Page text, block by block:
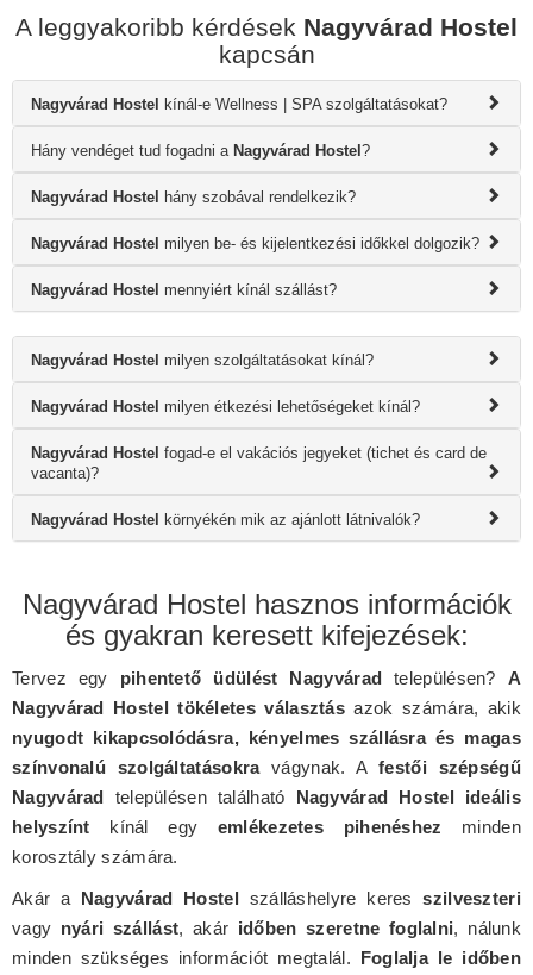
A leggyakoribb kérdések Nagyvárad Hostel
kapcsán
Nagyvárad Hostel kínál-e Wellness | SPA szolgáltatásokat?
Hány vendéget tud fogadni a Nagyvárad Hostel ?
Nagyvárad Hostel hány szobával rendelkezik?
Nagyvárad Hostel milyen be- és kijelentkezési időkkel dolgozik?
Nagyvárad Hostel mennyiért kínál szállást?
Nagyvárad Hostel milyen szolgáltatásokat kínál?
Nagyvárad Hostel milyen étkezési lehetőségeket kínál?
Nagyvárad Hostel fogad-e el vakációs jegyeket (tichet és card de
vacanta)?
Nagyvárad Hostel környékén mik az ajánlott látnivalók?
Nagyvárad Hostel hasznos információk
és gyakran keresett kifejezések:
Tervez egy pihentető üdülést Nagyvárad településen? A
Nagyvárad Hostel tökéletes választás azok számára, akik
nyugodt kikapcsolódásra, kényelmes szállásra és magas
színvonalú szolgáltatásokravágynak. Afestői szépségű
Nagyvárad településen található Nagyvárad Hostel ideális
helyszínt kínál egy emlékezetes pihenéshez minden
korosztály számára.
Akár a Nagyvárad Hostel szálláshelyre keresszilveszteri
vagy nyári szállást, akár időben szeretne foglalni, nálunk
minden szükséges információt megtalál. Foglalja le időben